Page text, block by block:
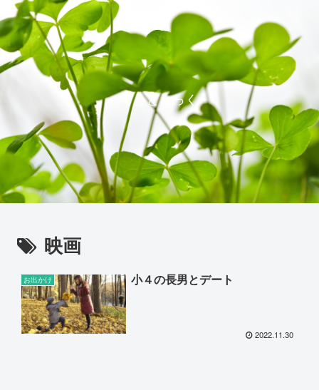
ぐっどらっく
映画
お出かけ 小４の長男とデート
2022.11.30